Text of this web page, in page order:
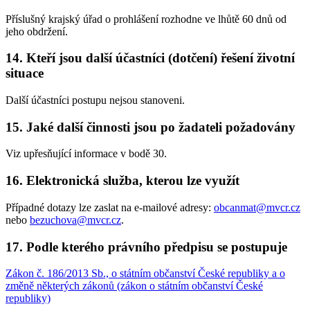
Příslušný krajský úřad o prohlášení rozhodne ve lhůtě 60 dnů od
jeho obdržení.
14. Kteří jsou další účastníci (dotčení) řešení životní
situace
Další účastníci postupu nejsou stanoveni.
15. Jaké další činnosti jsou po žadateli požadovány
Viz upřesňující informace v bodě 30.
16. Elektronická služba, kterou lze využít
Případné dotazy lze zaslat na e-mailové adresy: obcanmat@mvcr.cz
nebo bezuchova@mvcr.cz.
17. Podle kterého právního předpisu se postupuje
Zákon č. 186/2013 Sb., o státním občanství České republiky a o
změně některých zákonů (zákon o státním občanství České
republiky)